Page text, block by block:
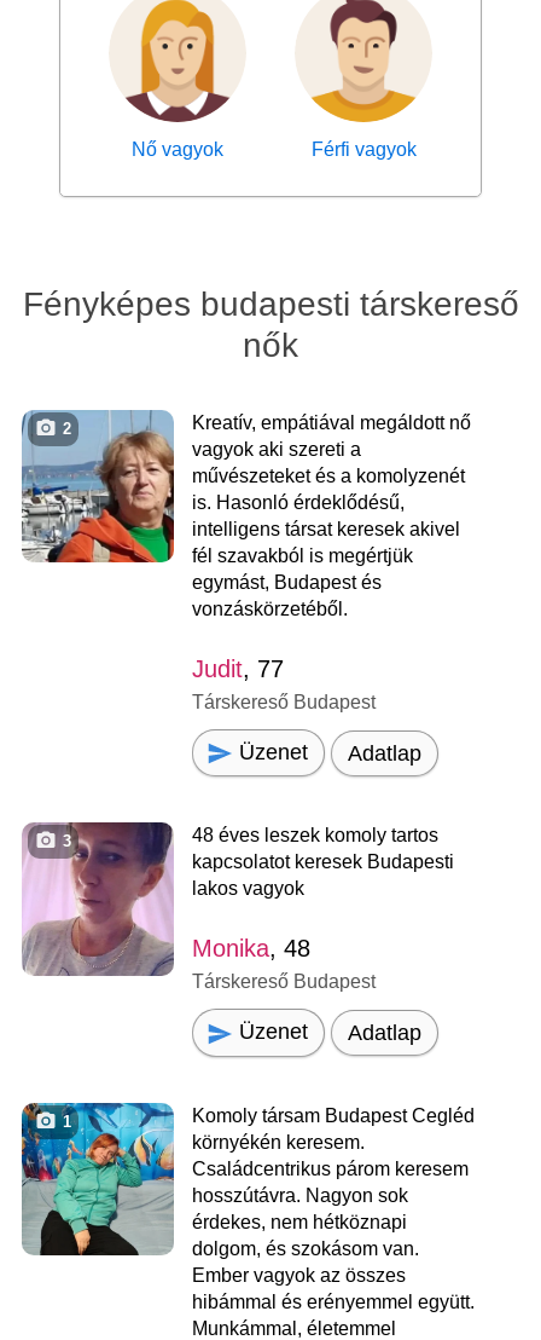
Nő vagyok Férfi vagyok
Fényképes budapesti társkereső
nők
2
Kreatív, empátiával megáldott nő
vagyok aki szereti a
művészeteket és a komolyzenét
is. Hasonló érdeklődésű,
intelligens társat keresek akivel
fél szavakból is megértjük
egymást, Budapest és
vonzáskörzetéből.
Judit, 77
Társkereső Budapest
Üzenet Adatlap
3
48 éves leszek komoly tartos
kapcsolatot keresek Budapesti
lakos vagyok
Monika, 48
Társkereső Budapest
Üzenet Adatlap
1
Komoly társam Budapest Cegléd
környékén keresem.
Családcentrikus párom keresem
hosszútávra. Nagyon sok
érdekes, nem hétköznapi
dolgom, és szokásom van.
Ember vagyok az összes
hibámmal és erényemmel együtt.
Munkámmal, életemmel